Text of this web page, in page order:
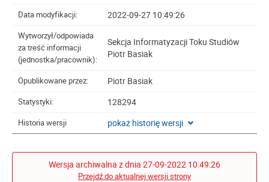
Data modyfikacji: 2022-09-27 10:49:26
Wytworzył/odpowiada
za treść informacji
(jednostka/pracownik):
Sekcja Informatyzacji Toku Studiów
Piotr Basiak
Opublikowane przez: Piotr Basiak
Statystyki: 128294
Historia wersji pokaż historię wersji
Wersja archiwalna z dnia 27-09-2022 10:49:26
Przejdź do aktualnej wersji strony